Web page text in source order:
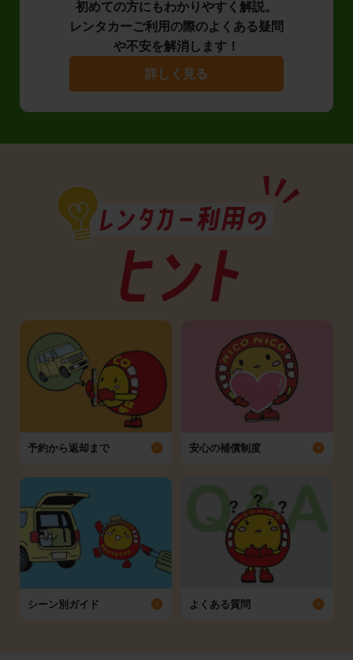
初めての方にもわかりやすく解説。
レンタカーご利用の際のよくある疑問
や不安を解消します！
詳しく見る
予約から返却まで 安心の補償制度
シーン別ガイド よくある質問